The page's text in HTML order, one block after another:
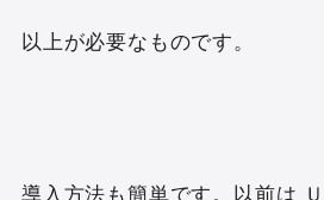
以上が必要なものです。
導入方法も簡単です。以前は